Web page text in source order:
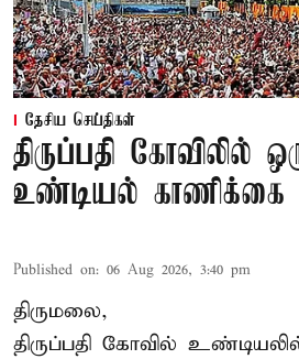
தேசிய செய்திகள்
திருப்பதி கோவிலில்
உண்டியல் காணிக்கை
Published on: 06 Aug 2026, 3:40 pm
திருமலை,
திருப்பதி கோவில்